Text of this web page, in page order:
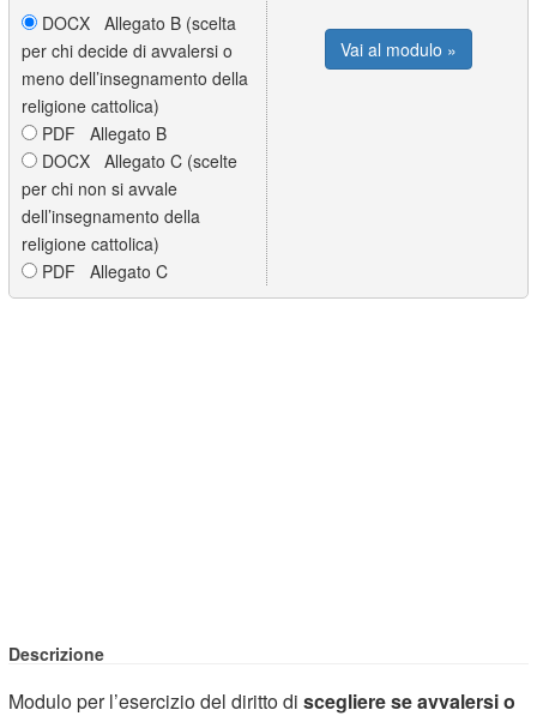
DOCX Allegato B (scelta
per chi decide di avvalersi o
meno dell’insegnamento della
religione cattolica)
PDF Allegato B
DOCX Allegato C (scelte
per chi non si avvale
dell’insegnamento della
religione cattolica)
PDF Allegato C
Vai al modulo »
Descrizione
Modulo per l’esercizio del diritto disceglierese avvalersi o